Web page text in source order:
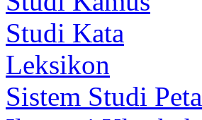
Studi Kata
Leksikon
Sistem Studi Peta